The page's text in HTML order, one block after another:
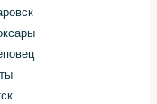
сразу,